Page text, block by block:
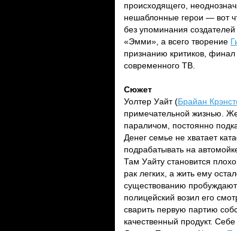
происходящего,
нешаблонные герои — вот
без упоминания
«Эмми», а всего творение
признанию критиков,
современного ТВ.
Сюжет
Уолтер Уайт (Брайан
примечательной жизнью.
параличом, постоянно
Денег семье не хватает
подрабатывать на
Там Уайту становится
рак легких, а жить ему
существованию
полицейский возил его
сварить первую партию
качественный продукт.